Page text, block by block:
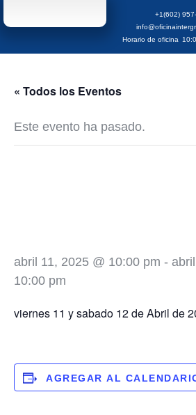
+1(602)
Horario de oficina
« Todos los Eventos
Este evento ha pasado.
abril 11, 2025 @ 10:00 pm -
10:00 pm
viernes 11 y sabado 12 de Abril de
AGREGAR AL